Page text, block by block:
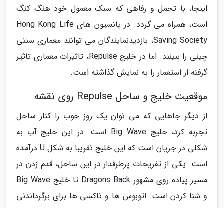
اینجا، با تجمل و رفاهی که سبک معمول خود هنگ کنگ
است، همراه می گردد. در پانسیون های Hong Kong Life
Saving Society، بازدیدنمایندگان می توانند معماری سنتی
چینی را ببینند. اما در خلیج Repulse، تاثیرات معماری تاثیر
گرفته از استعمار را به نمایش گذاشته است.
موقعیت خلیج و ساحل Repulse روی نقشه
از دیگر جاهایی که می توان یک روز خوب را کنار ساحل
تجربه کرد، خلیج Big Wave است. در این خلیج آب به
شکلی در جریان است که این خلیج تقریبا به شکل U درآمده
است. یکی از تفریحات پرطرفدار در این ساحل، قدم زدن در
مسیر پیاده روی مشهور Dragons Back تا خلیج Big Wave
و شنا کردن است. اتوبوس ها و تاکسی ها برای برگرداندنی